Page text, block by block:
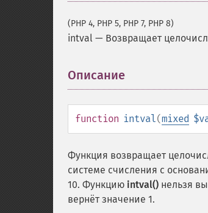
(PHP 4, PHP 5, PHP 7, PHP 8)
intval — Возвращает
Описание
function intval(mixed
Функция возвращает
системе счисления с
10. Функцию intval() нельзя
вернёт значение 1.